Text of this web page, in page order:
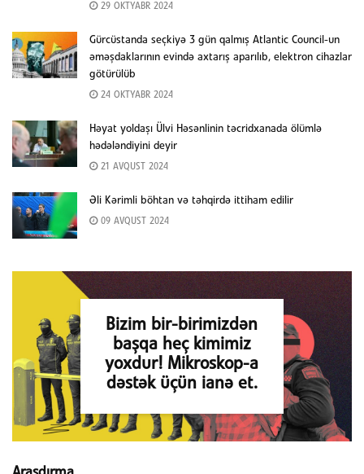
29 OKTYABR 2024
Gürcüstanda seçkiyə 3 gün qalmış Atlantic Council-un
əməşdaklarının evində axtarış aparılıb, elektron cihazlar
götürülüb
24 OKTYABR 2024
Həyat yoldaşı Ülvi Həsənlinin təcridxanada ölümlə
hədələndiyini deyir
21 AVQUST 2024
Əli Kərimli böhtan və təhqirdə ittiham edilir
09 AVQUST 2024
Bizim bir-birimizdən
başqa heç kimimiz
yoxdur! Mikroskop-a
dəstək üçün ianə et.